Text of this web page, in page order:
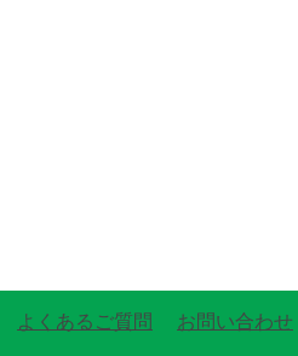
よくあるご質問 お問い合わせ